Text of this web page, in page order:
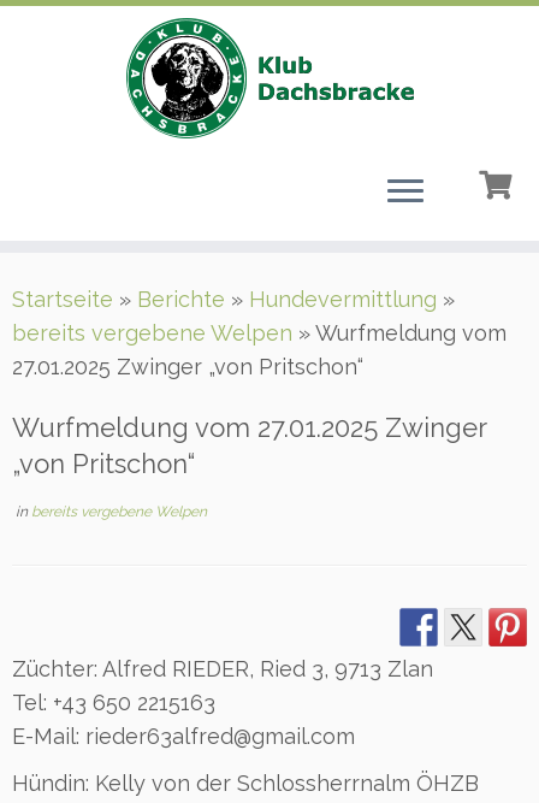
Inhalt
springen
Startseite » Berichte » Hundevermittlung »
bereits vergebene Welpen »Wurfmeldung vom
27.01.2025 Zwinger „von Pritschon“
Wurfmeldung vom 27.01.2025 Zwinger
„von Pritschon“
in bereits vergebene Welpen
Züchter: Alfred RIEDER, Ried 3, 9713 Zlan
Tel: +43 650 2215163
E-Mail: rieder63alfred@gmail.com
Hündin: Kelly von der Schlossherrnalm ÖHZB